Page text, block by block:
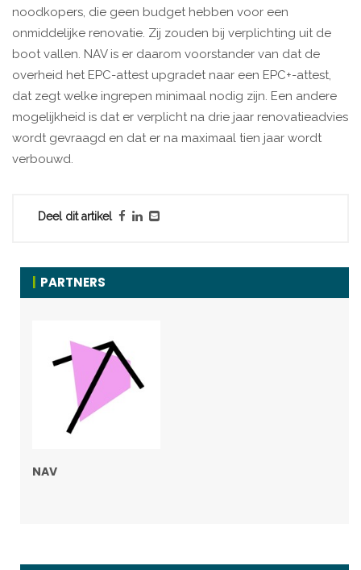
noodkopers, die geen budget hebben voor een
onmiddelijke renovatie. Zij zouden bij verplichting uit de
boot vallen. NAV is er daarom voorstander van dat de
overheid het EPC-attest upgradet naar een EPC+-attest,
dat zegt welke ingrepen minimaal nodig zijn. Een andere
mogelijkheid is dat er verplicht na drie jaar renovatieadvies
wordt gevraagd en dat er na maximaal tien jaar wordt
verbouwd.
Deel dit artikel
PARTNERS
NAV